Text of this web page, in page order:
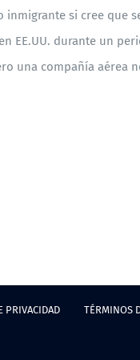
si cree que
EE.UU. durante un
una compañía aérea
PRIVACIDAD TÉRMINOS